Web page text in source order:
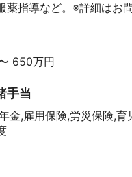
薬指導など。※詳細はお
650万円
手当
金,雇用保険,労災保険,